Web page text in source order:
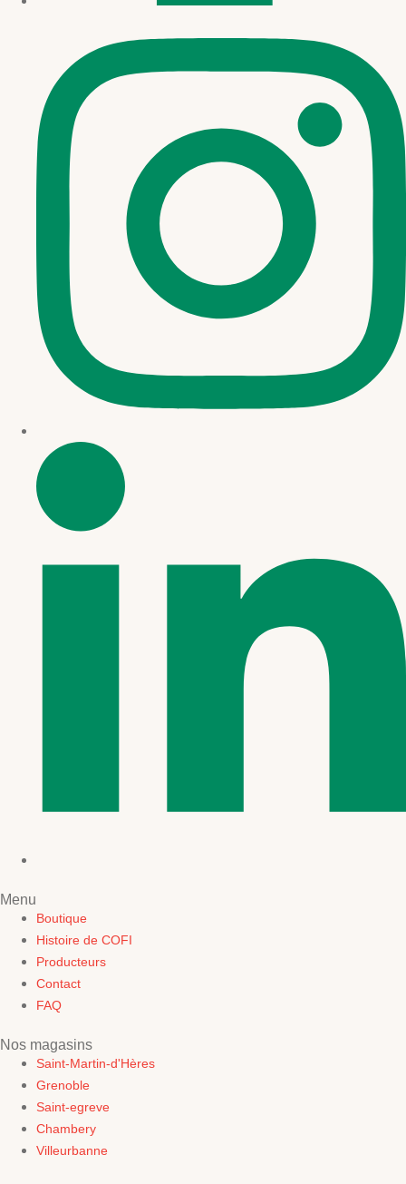
Menu
Boutique
Histoire de COFI
Producteurs
Contact
FAQ
Nos magasins
Saint-Martin-d'Hères
Grenoble
Saint-egreve
Chambery
Villeurbanne